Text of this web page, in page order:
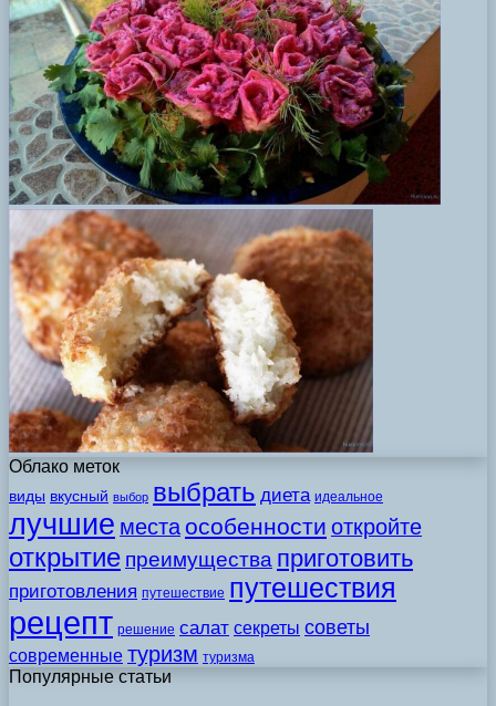
Облако меток
виды вкусный выбор выбрать диета идеальное
лучшие места особенности откройте
открытие преимущества приготовить
приготовления путешествие путешествия
рецепт решение салат секреты советы
современные туризм туризма
Популярные статьи